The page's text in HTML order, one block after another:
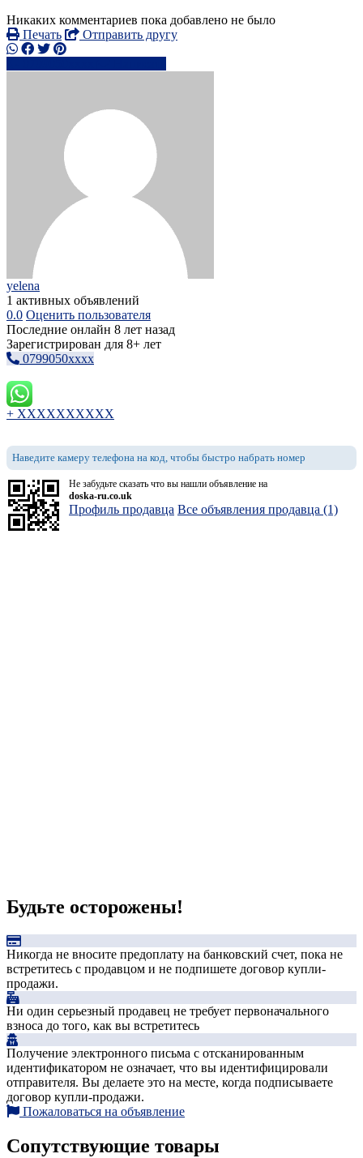
Никаких комментариев пока добавлено не было
Печать
Отправить другу
yelena
1 активных объявлений
0.0 Оценить пользователя
Последние онлайн 8 лет назад
Зарегистрирован для 8+ лет
0799050xxxx
+ XXXXXXXXXX
Наведите камеру телефона на код, чтобы быстро набрать номер
Не забудьте сказать что вы нашли объявление на
doska-ru.co.uk
Профиль продавца Все объявления продавца (1)
Будьте осторожены!
Никогда не вносите предоплату на банковский счет, пока не
встретитесь с продавцом и не подпишете договор купли-
продажи.
Ни один серьезный продавец не требует первоначального
взноса до того, как вы встретитесь
Получение электронного письма с отсканированным
идентификатором не означает, что вы идентифицировали
отправителя. Вы делаете это на месте, когда подписываете
договор купли-продажи.
Пожаловаться на объявление
Сопутствующие товары